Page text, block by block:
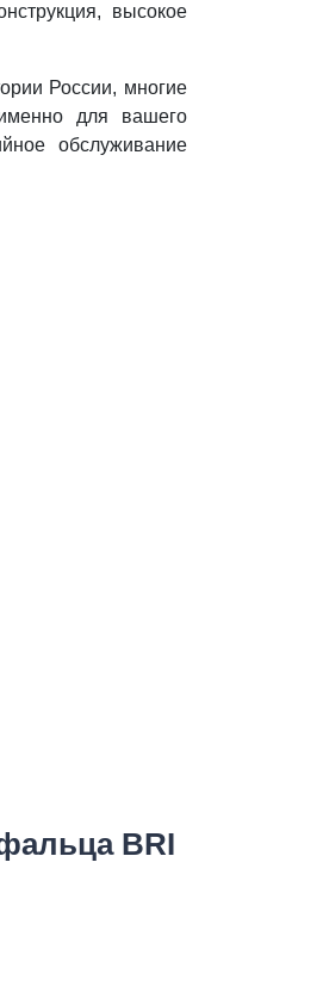
высокое
России, многие
для вашего
обслуживание
BRI